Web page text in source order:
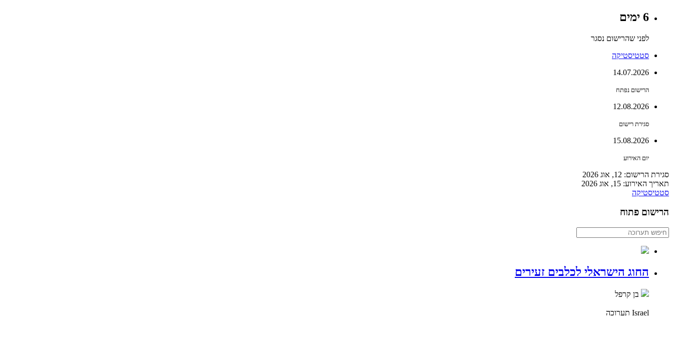
6 ימים
לפני שהרישום נסגר
סטטיסטיקה
14.07.2026
הרישום נפתח
12.08.2026
סגירת רישום
15.08.2026
יום האירוע
סגירת הרישום: 12, אוג 2026
תאריך האירוע: 15, אוג 2026
סטטיסטיקה
הרישום פתוח
החוג הישראלי לכלבים זעירים
בן קרפל
Israel תערוכה